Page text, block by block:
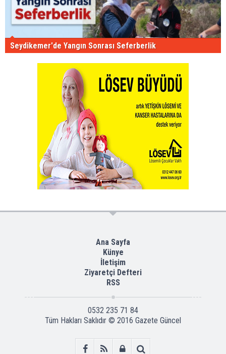
Seydikemer'de Yangın Sonrası Seferberlik
Ana Sayfa
Künye
İletişim
Ziyaretçi Defteri
RSS
0532 235 71 84
Tüm Hakları Saklıdır © 2016 Gazete Güncel